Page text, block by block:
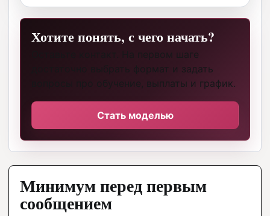
Хотите понять, с чего начать?
Оставьте контакт. На первом шаге
достаточно выбрать формат и задать
вопросы про обучение, выплаты и график.
Стать моделью
Минимум перед первым
сообщением